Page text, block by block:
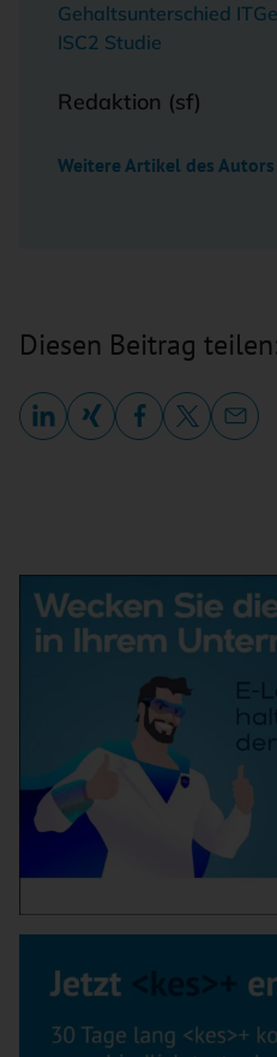
Gehaltsunterschied IT
ISC2 Studie
Redaktion (sf)
Weitere Artikel des Autors
Diesen Beitrag